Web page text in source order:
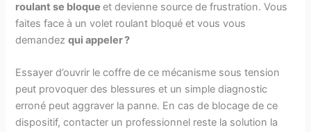
roulant se bloqueet devienne source de frustration. Vous
faites face à un volet roulant bloqué et vous vous
demandezqui appeler ?
Essayer d’ouvrir le coffre de ce mécanisme sous tension
peut provoquer des blessures et un simple diagnostic
erroné peut aggraver la panne. En cas de blocage de ce
dispositif, contacter un professionnel reste la solution la